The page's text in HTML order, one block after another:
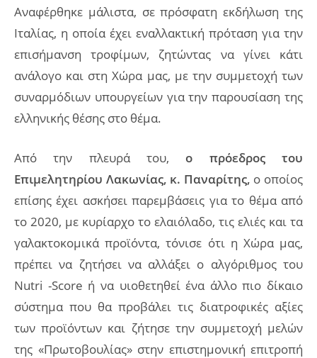
Αναφέρθηκε μάλιστα, σε πρόσφατη εκδήλωση της
Ιταλίας, η οποία έχει εναλλακτική πρόταση για την
επισήμανση τροφίμων, ζητώντας να γίνει κάτι
ανάλογο και στη Χώρα μας, με την συμμετοχή των
συναρμόδιων υπουργείων για την παρουσίαση της
ελληνικής θέσης στο θέμα.
Από την πλευρά του,ο πρόεδρος του
Επιμελητηρίου Λακωνίας, κ. Παναρίτης, ο οποίος
επίσης έχει ασκήσει παρεμβάσεις για το θέμα από
το 2020, με κυρίαρχο το ελαιόλαδο, τις ελιές και τα
γαλακτοκομικά προϊόντα, τόνισε ότι η Χώρα μας,
πρέπει να ζητήσει να αλλάξει ο αλγόριθμος του
Nutri -Score ή να υιοθετηθεί ένα άλλο πιο δίκαιο
σύστημα που θα προβάλει τις διατροφικές αξίες
των προϊόντων και ζήτησε την συμμετοχή μελών
της «Πρωτοβουλίας» στην επιστημονική επιτροπή